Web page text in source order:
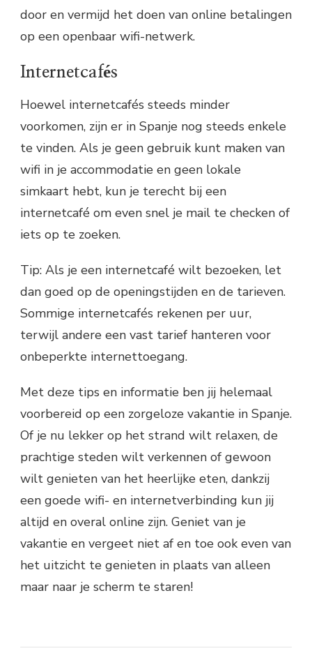
door en vermijd het doen van online betalingen
op een openbaar wifi-netwerk.
Internetcafés
Hoewel internetcafés steeds minder
voorkomen, zijn er in Spanje nog steeds enkele
te vinden. Als je geen gebruik kunt maken van
wifi in je accommodatie en geen lokale
simkaart hebt, kun je terecht bij een
internetcafé om even snel je mail te checken of
iets op te zoeken.
Tip: Als je een internetcafé wilt bezoeken, let
dan goed op de openingstijden en de tarieven.
Sommige internetcafés rekenen per uur,
terwijl andere een vast tarief hanteren voor
onbeperkte internettoegang.
Met deze tips en informatie ben jij helemaal
voorbereid op een zorgeloze vakantie in Spanje.
Of je nu lekker op het strand wilt relaxen, de
prachtige steden wilt verkennen of gewoon
wilt genieten van het heerlijke eten, dankzij
een goede wifi- en internetverbinding kun jij
altijd en overal online zijn. Geniet van je
vakantie en vergeet niet af en toe ook even van
het uitzicht te genieten in plaats van alleen
maar naar je scherm te staren!